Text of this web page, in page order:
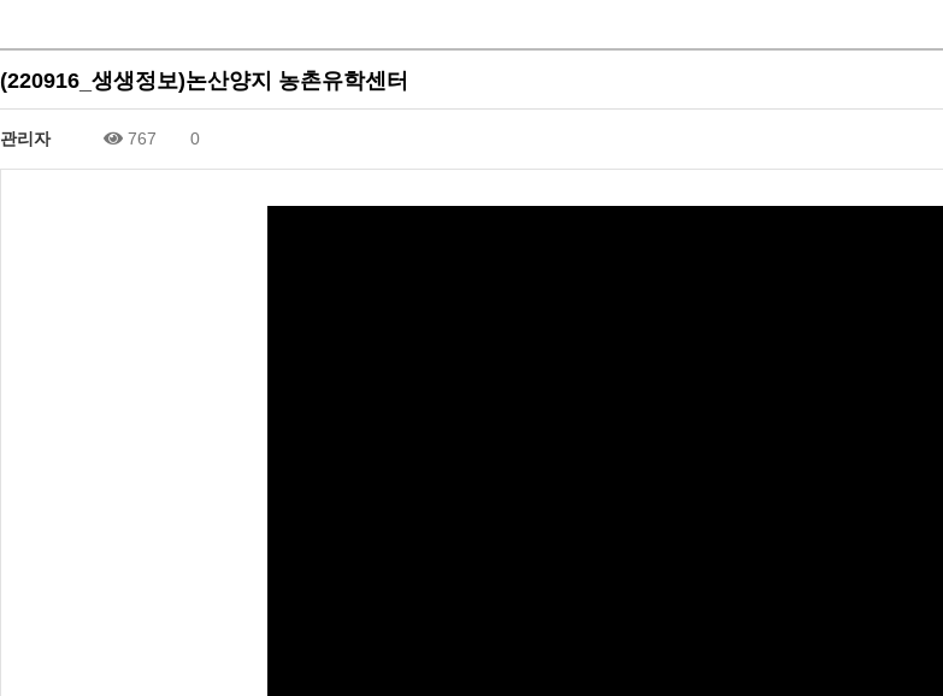
(220916_생생정보)논산양지 농촌유학센터
관리자 767 0